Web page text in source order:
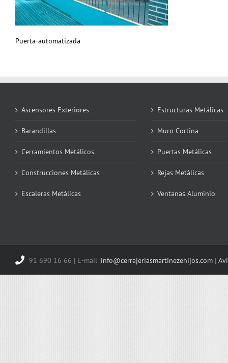
Puerta-automatizada
Ascensores Exteriores
Barandillas
Cerramientos Metálicos
Construcciones Metálicas
Escaleras Metálicas
Estructuras Metálicas
Muro Cortina
Puertas Metálicas
Rejas Metálicas
Ventanas Aluminio
91 690 16 66 | E-mail |info@cerrajeriasmartinezehijos.com |